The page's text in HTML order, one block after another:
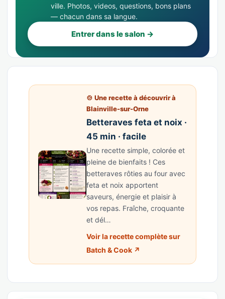
ville. Photos, videos, questions, bons plans
— chacun dans sa langue.
Entrer dans le salon →
🍲 Une recette à découvrir à
Blainville-sur-Orne
Betteraves feta et noix ·
45 min · facile
Une recette simple, colorée et
pleine de bienfaits ! Ces
betteraves rôties au four avec
feta et noix apportent
saveurs, énergie et plaisir à
vos repas. Fraîche, croquante
et dél…
Voir la recette complète sur
Batch & Cook ↗